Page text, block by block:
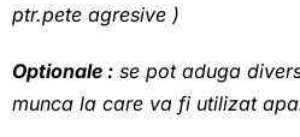
ptr.pete agresive )
Optionale : se pot aduga
munca la care va fi utilizat